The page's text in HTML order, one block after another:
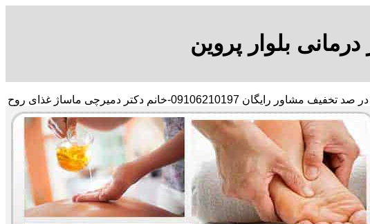
بلوار پروین
با در صد تخفیف مشاور رایگان 09106210197-خانم دکتر دمیرچی ماساژ غذای روح